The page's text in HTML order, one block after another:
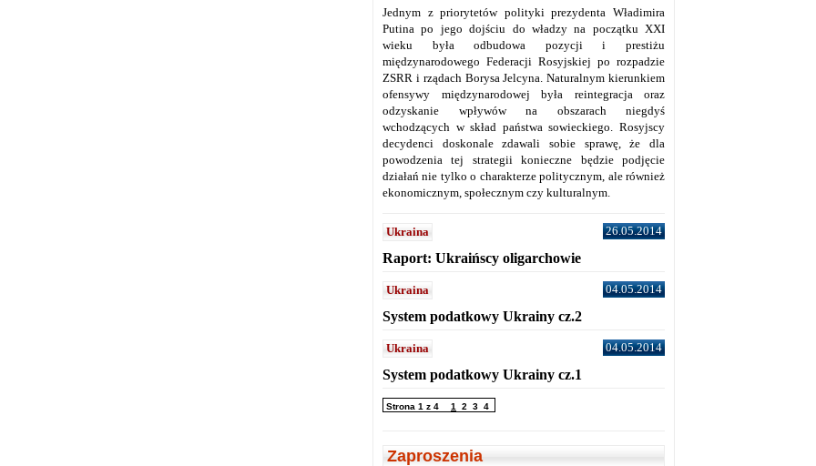
Jednym z priorytetów polityki prezydenta Władimira
Putina po jego dojściu do władzy na początku XXI
wieku była odbudowa pozycji i prestiżu
międzynarodowego Federacji Rosyjskiej po rozpadzie
ZSRR i rządach Borysa Jelcyna. Naturalnym kierunkiem
ofensywy międzynarodowej była reintegracja oraz
odzyskanie wpływów na obszarach niegdyś
wchodzących w skład państwa sowieckiego. Rosyjscy
decydenci doskonale zdawali sobie sprawę, że dla
powodzenia tej strategii konieczne będzie podjęcie
działań nie tylko o charakterze politycznym, ale również
ekonomicznym, społecznym czy kulturalnym.
Ukraina 26.05.2014
Raport: Ukraińscy oligarchowie
Ukraina 04.05.2014
System podatkowy Ukrainy cz.2
Ukraina 04.05.2014
System podatkowy Ukrainy cz.1
Strona 1 z 4 1 2 3 4
Zaproszenia